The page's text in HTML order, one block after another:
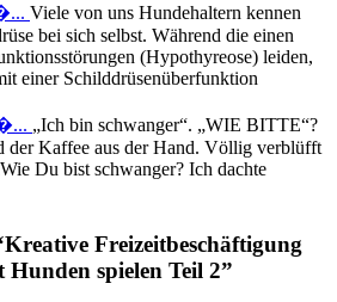
Viele von uns Hundehaltern kennen
bei sich selbst. Während die einen
(Hypothyreose) leiden,
einer Schilddrüsenüberfunktion
„Ich bin schwanger“. „WIE BITTE“?
der Kaffee aus der Hand. Völlig verblüfft
Du bist schwanger? Ich dachte
Freizeitbeschäftigung
spielen Teil 2”